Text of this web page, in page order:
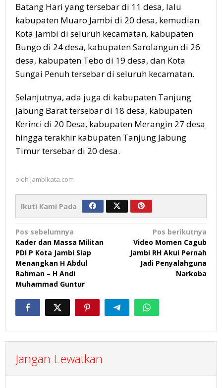
Batang Hari yang tersebar di 11 desa, lalu
kabupaten Muaro Jambi di 20 desa, kemudian
Kota Jambi di seluruh kecamatan, kabupaten
Bungo di 24 desa, kabupaten Sarolangun di 26
desa, kabupaten Tebo di 19 desa, dan Kota
Sungai Penuh tersebar di seluruh kecamatan.
Selanjutnya, ada juga di kabupaten Tanjung
Jabung Barat tersebar di 18 desa, kabupaten
Kerinci di 20 Desa, kabupaten Merangin 27 desa
hingga terakhir kabupaten Tanjung Jabung
Timur tersebar di 20 desa.
oleh Jambikata.com
Ikuti Kami Pada
Navigasi
pos
Pos sebelumnya
Kader dan Massa Militan
PDI P Kota Jambi Siap
Menangkan H Abdul
Rahman – H Andi
Muhammad Guntur
Pos berikutnya
Video Momen Cagub
Jambi RH Akui Pernah
Jadi Penyalahguna
Narkoba
Jangan Lewatkan